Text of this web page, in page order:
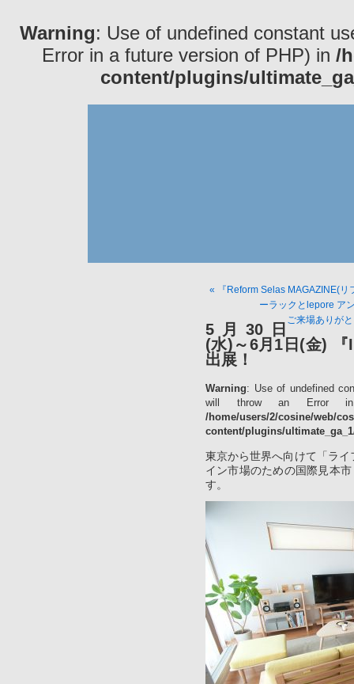
Warning: Use of undefined constant
Error in a future version of PHP) in /
content/plugins/
« 『Reform Selas MAGAZINE(
ーラックとlepore ア
ご来場ありが
5月30日
(水)～6月1日(金)
出展！
Warning: Use of undefined
will throw an Error
/home/users/2/cosine/web/
content/plugins/
東京から世界へ向けて「ラ
イン市場のための国際見本
す。